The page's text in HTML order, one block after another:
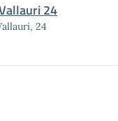
24
24